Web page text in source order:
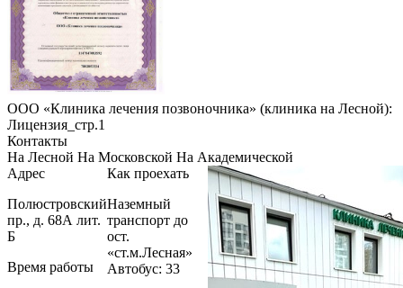
ООО «Клиника лечения позвоночника» (клиника на Лесной):
Лицензия_стр.1
Контакты
На Лесной На Московской На Академической
Адрес
Полюстровский
пр., д. 68А лит.
Б
Время работы
Как проехать
Наземный
транспорт до
ост.
«ст.м.Лесная»
Автобус: 33